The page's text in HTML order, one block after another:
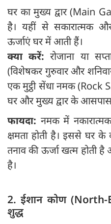
घर का मुख्य द्वार (Main
है। यहीं से सकारात्मक
ऊर्जाएं घर में आती हैं।
क्या करें:रोजाना या
(विशेषकर गुरुवार और
एक मुट्ठी सेंधा नमक (Rock
घर और मुख्य द्वार के आसपास
फायदा: नमक में
क्षमता होती है। इससे घर के
तनाव की ऊर्जा खत्म होती
है।
2. ईशान कोण
शुद्ध